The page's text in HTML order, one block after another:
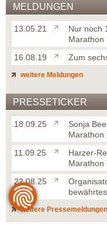
MELDUNGEN
13.05.21
Nur noch
Marathon
16.08.19
Zum
weitere Meldungen
PRESSETICKER
18.09.25
Sonja
Marathon
11.09.25
Harzer-
Marathon
22.08.25
weitere Pressemeldungen